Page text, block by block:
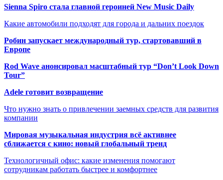
Sienna Spiro стала главной героиней New Music Daily
Какие автомобили подходят для города и дальних поездок
Робин запускает международный тур, стартовавший в
Европе
Rod Wave анонсировал масштабный тур “Don’t Look Down
Tour”
Adele готовит возвращение
Что нужно знать о привлечении заемных средств для развития
компании
Мировая музыкальная индустрия всё активнее
сближается с кино: новый глобальный тренд
Технологичный офис: какие изменения помогают
сотрудникам работать быстрее и комфортнее